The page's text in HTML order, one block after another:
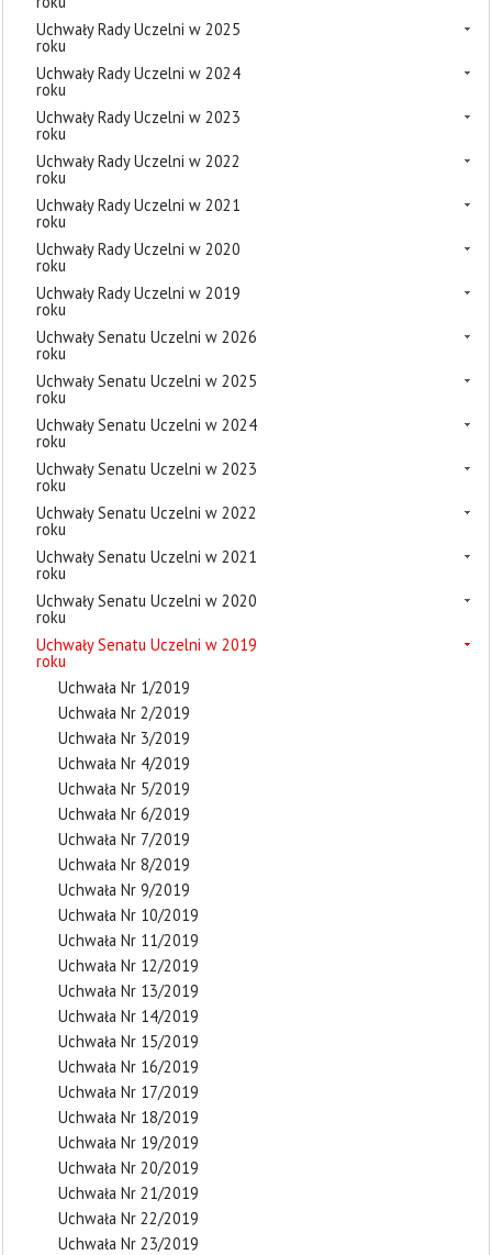
Uchwały Rady Uczelni w 2025
roku
Uchwały Rady Uczelni w 2024
roku
Uchwały Rady Uczelni w 2023
roku
Uchwały Rady Uczelni w 2022
roku
Uchwały Rady Uczelni w 2021
roku
Uchwały Rady Uczelni w 2020
roku
Uchwały Rady Uczelni w 2019
roku
Uchwały Senatu Uczelni w 2026
roku
Uchwały Senatu Uczelni w 2025
roku
Uchwały Senatu Uczelni w 2024
roku
Uchwały Senatu Uczelni w 2023
roku
Uchwały Senatu Uczelni w 2022
roku
Uchwały Senatu Uczelni w 2021
roku
Uchwały Senatu Uczelni w 2020
roku
Uchwały Senatu Uczelni w 2019
roku
Uchwała Nr 1/2019
Uchwała Nr 2/2019
Uchwała Nr 3/2019
Uchwała Nr 4/2019
Uchwała Nr 5/2019
Uchwała Nr 6/2019
Uchwała Nr 7/2019
Uchwała Nr 8/2019
Uchwała Nr 9/2019
Uchwała Nr 10/2019
Uchwała Nr 11/2019
Uchwała Nr 12/2019
Uchwała Nr 13/2019
Uchwała Nr 14/2019
Uchwała Nr 15/2019
Uchwała Nr 16/2019
Uchwała Nr 17/2019
Uchwała Nr 18/2019
Uchwała Nr 19/2019
Uchwała Nr 20/2019
Uchwała Nr 21/2019
Uchwała Nr 22/2019
Uchwała Nr 23/2019